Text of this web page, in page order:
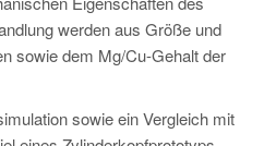
werden aus Größe und
sowie dem Mg/Cu-Gehalt der
sowie ein Vergleich mit